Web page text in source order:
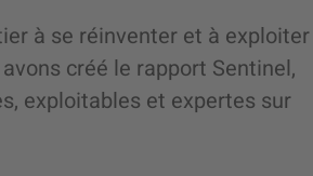
à se réinventer et à exploiter
créé le rapport Sentinel,
exploitables et expertes sur